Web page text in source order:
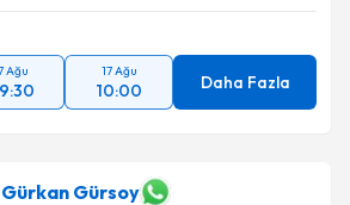
Ağu 17 Ağu
10:00 Daha Fazla
Gürsoy